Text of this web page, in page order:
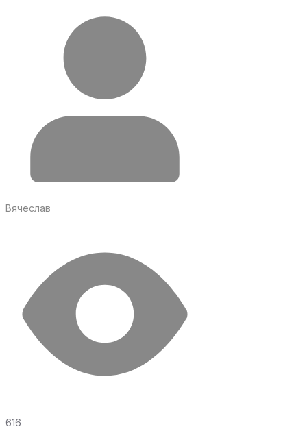
Вячеслав
616